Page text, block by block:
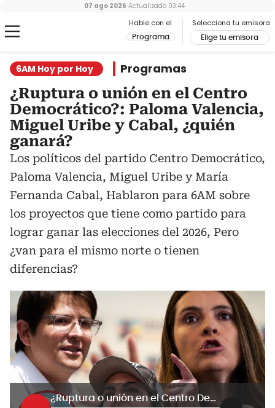
Hable con el
Programa
Selecciona tu emisora
Elige tu emisora
07 ago 2026 Actualizado 03:44
6AM Hoy por Hoy Programas
¿Ruptura o unión en el Centro
Democrático?: Paloma Valencia,
Miguel Uribe y Cabal, ¿quién
ganará?
Los políticos del partido Centro Democrático,
Paloma Valencia, Miguel Uribe y María
Fernanda Cabal, Hablaron para 6AM sobre
los proyectos que tiene como partido para
lograr ganar las elecciones del 2026, Pero
¿van para el mismo norte o tienen
diferencias?
¿Ruptura o unión en el Centro Democrático?: Paloma Valencia, Miguel Uribe y Cabal ¿quién ganará?